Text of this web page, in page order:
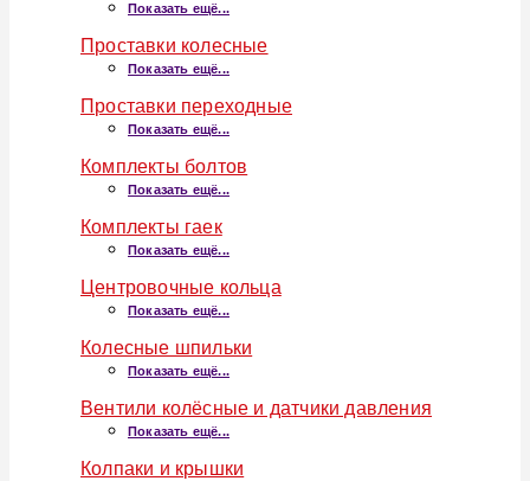
Показать ещё...
Проставки колесные
Показать ещё...
Проставки переходные
Показать ещё...
Комплекты болтов
Показать ещё...
Комплекты гаек
Показать ещё...
Центровочные кольца
Показать ещё...
Колесные шпильки
Показать ещё...
Вентили колёсные и датчики давления
Показать ещё...
Колпаки и крышки